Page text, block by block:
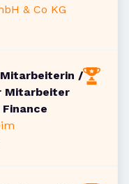
& Co KG
/
Mitarbeiter